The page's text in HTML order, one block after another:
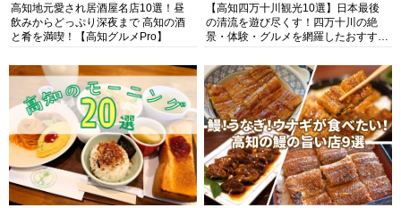
高知地元愛され居酒屋名店10選！昼
飲みからどっぷり深夜まで 高知の酒
と肴を満喫！【高知グルメPro】
【高知四万十川観光10選】日本最後
の清流を遊び尽くす！四万十川の絶
景・体験・グルメを網羅したおすすめ